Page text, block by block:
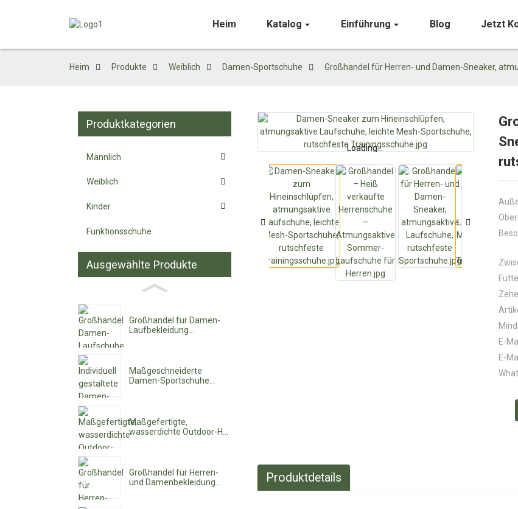
Heim Katalog Einführung Blog Jetzt
Heim Produkte Weiblich Damen-Sportschuhe Großhandel für Herren- und Damen-Sneaker,
Produktkategorien
Männlich
Weiblich
Kinder
Funktionsschuhe
Ausgewählte Produkte
Großhandel für Damen-
Laufbekleidung...
Maßgeschneiderte
Damen-Sportschuhe...
Maßgefertigte,
wasserdichte Outdoor-H...
Großhandel für Herren-
und Damenbekleidung...
Loading...
Loading...
E-
E-
Produktdetails